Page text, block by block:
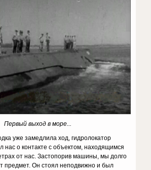
Первый выход в море...
уже замедлила ход, гидролокатор
нас о контакте с объектом, находящимся
от нас. Застопорив машины, мы долго
предмет. Он стоял неподвижно и был